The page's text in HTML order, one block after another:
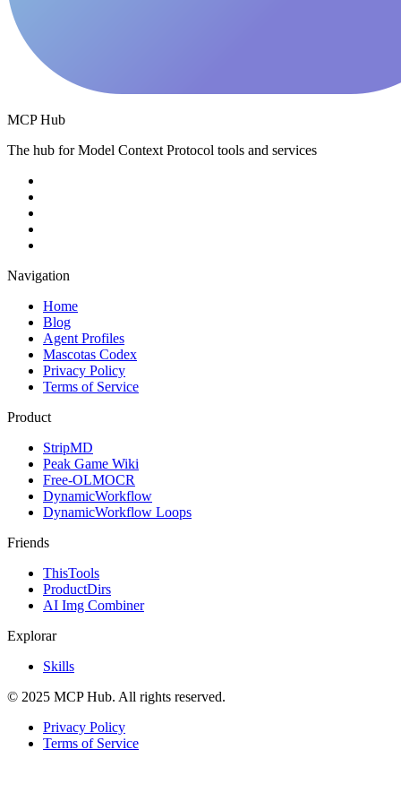
MCP Hub
The hub for Model Context Protocol tools and services
Navigation
Home
Blog
Agent Profiles
Mascotas Codex
Privacy Policy
Terms of Service
Product
StripMD
Peak Game Wiki
Free-OLMOCR
DynamicWorkflow
DynamicWorkflow Loops
Friends
ThisTools
ProductDirs
AI Img Combiner
Explorar
Skills
© 2025 MCP Hub. All rights reserved.
Privacy Policy
Terms of Service